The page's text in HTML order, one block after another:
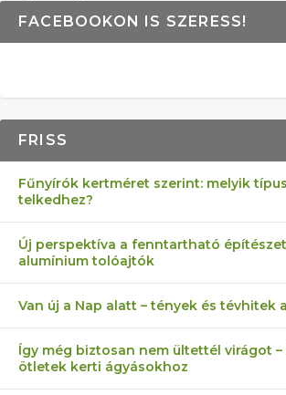
FACEBOOKON IS SZERESS!
FRISS
Fűnyírók kertméret szerint: melyik
telkedhez?
Új perspektíva a fenntartható
alumínium tolóajtók
Van új a Nap alatt – tények és tévhitek
Így még biztosan nem ültettél virágot –
ötletek kerti ágyásokhoz